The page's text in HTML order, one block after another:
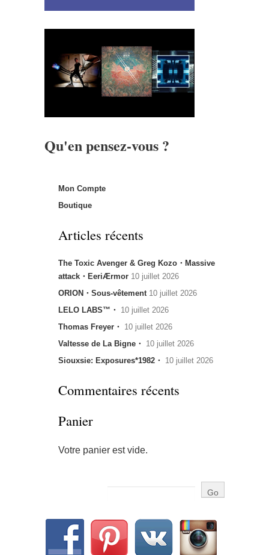
Qu'en pensez-vous ?
Mon Compte
Boutique
Articles récents
The Toxic Avenger & Greg Kozo・Massive
attack・EeriÆrmor 10 juillet 2026
ORION・Sous-vêtement 10 juillet 2026
LELO LABS™・ 10 juillet 2026
Thomas Freyer・ 10 juillet 2026
Valtesse de La Bigne・ 10 juillet 2026
Siouxsie: Exposures*1982・ 10 juillet 2026
Commentaires récents
Panier
Votre panier est vide.